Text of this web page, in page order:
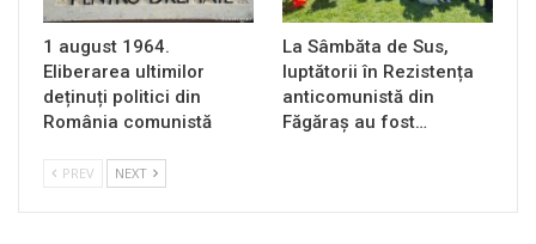
1 august 1964.
Eliberarea ultimilor
deținuți politici din
România comunistă
La Sâmbăta de Sus,
luptătorii în Rezistența
anticomunistă din
Făgăraș au fost…
PREV NEXT